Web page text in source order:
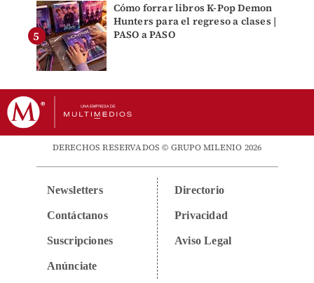
Cómo forrar libros K-Pop Demon
Hunters para el regreso a clases |
PASO a PASO
DERECHOS RESERVADOS © GRUPO MILENIO 2026
Newsletters
Contáctanos
Suscripciones
Anúnciate
Directorio
Privacidad
Aviso Legal